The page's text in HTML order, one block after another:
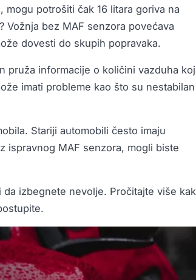
potrošiti čak 16 litara goriva na
Vožnja bez MAF senzora povećava
dovesti do skupih popravaka.
pruža informacije o količini vazduha
imati probleme kao što su nestabilan
Stariji automobili često imaju
ispravnog MAF senzora, mogli biste
izbegnete nevolje. Pročitajte više